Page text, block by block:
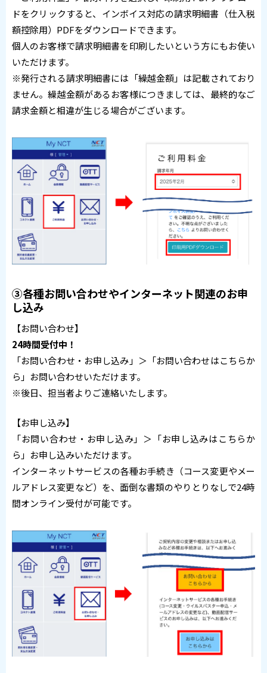
ドをクリックすると、インボイス対応の請求明細書（仕入税
額控除用）PDFをダウンロードできます。
個人のお客様で請求明細書を印刷したいという方にもお使い
いただけます。
※発行される請求明細書には「繰越金額」は記載されており
ません。繰越金額があるお客様につきましては、最終的なご
請求金額と相違が生じる場合がございます。
③各種お問い合わせやインターネット関連のお申
し込み
【お問い合わせ】
24時間受付中！
「お問い合わせ・お申し込み」＞「お問い合わせはこちらか
ら」お問い合わせいただけます。
※後日、担当者よりご連絡いたします。
【お申し込み】
「お問い合わせ・お申し込み」＞「お申し込みはこちらか
ら」お申し込みいただけます。
インターネットサービスの各種お手続き（コース変更やメー
ルアドレス変更など）を、面倒な書類のやりとりなしで24時
間オンライン受付が可能です。